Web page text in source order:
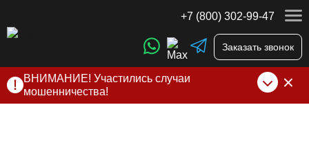
+7 (800) 302-99-47
Заказать звонок
ВНИМАНИЕ! Участились случаи
мошенничества!